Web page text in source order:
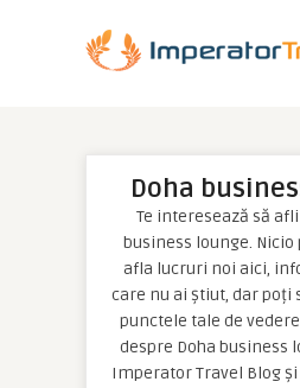
Doha
Te interesează să
business lounge.
afla lucruri noi aici,
care nu ai știut, dar poți
punctele tale de
despre Doha business
Imperator Travel Blog